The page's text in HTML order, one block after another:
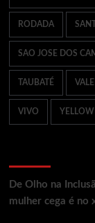
RODADA
SAO JOSE DOS
TAUBATÉ
VIVO
De Olho na
mulher cega é no